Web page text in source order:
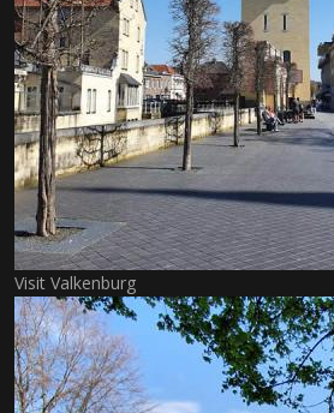
Visit Valkenburg